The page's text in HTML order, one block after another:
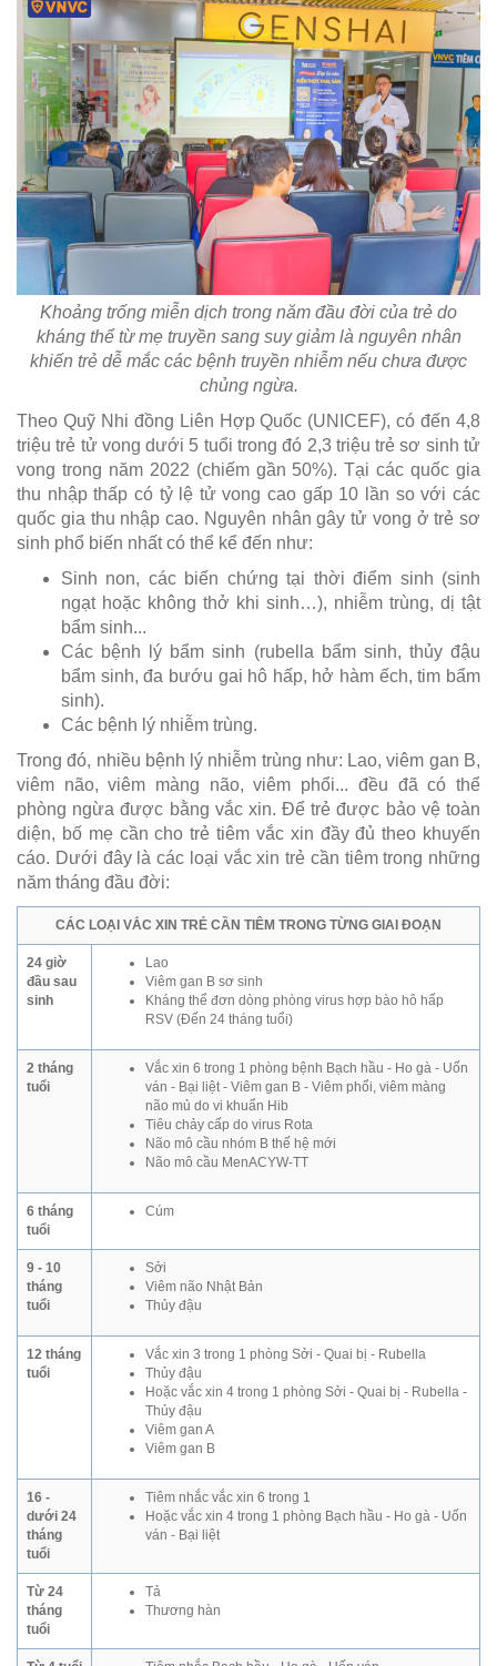
Khoảng trống miễn dịch trong năm đầu đời của trẻ do
kháng thể từ mẹ truyền sang suy giảm là nguyên nhân
khiến trẻ dễ mắc các bệnh truyền nhiễm nếu chưa được
chủng ngừa.
Theo Quỹ Nhi đồng Liên Hợp Quốc (UNICEF), có đến 4,8
triệu trẻ tử vong dưới 5 tuổi trong đó 2,3 triệu trẻ sơ sinh tử
vong trong năm 2022 (chiếm gần 50%). Tại các quốc gia
thu nhập thấp có tỷ lệ tử vong cao gấp 10 lần so với các
quốc gia thu nhập cao. Nguyên nhân gây tử vong ở trẻ sơ
sinh phổ biến nhất có thể kể đến như:
Sinh non, các biến chứng tại thời điểm sinh (sinh
ngạt hoặc không thở khi sinh…), nhiễm trùng, dị tật
bẩm sinh...
Các bệnh lý bẩm sinh (rubella bẩm sinh, thủy đậu
bẩm sinh, đa bướu gai hô hấp, hở hàm ếch, tim bẩm
sinh).
Các bệnh lý nhiễm trùng.
Trong đó, nhiều bệnh lý nhiễm trùng như: Lao, viêm gan B,
viêm não, viêm màng não, viêm phổi... đều đã có thể
phòng ngừa được bằng vắc xin. Để trẻ được bảo vệ toàn
diện, bố mẹ cần cho trẻ tiêm vắc xin đầy đủ theo khuyến
cáo. Dưới đây là các loại vắc xin trẻ cần tiêm trong những
năm tháng đầu đời:
CÁC LOẠI VẮC XIN TRẺ CẦN TIÊM TRONG TỪNG GIAI ĐOẠN
24 giờ
đầu sau
sinh
Lao
Viêm gan B sơ sinh
Kháng thể đơn dòng phòng virus hợp bào hô hấp
RSV (Đến 24 tháng tuổi)
2 tháng
tuổi
Vắc xin 6 trong 1 phòng bệnh Bạch hầu - Ho gà - Uốn
ván - Bại liệt - Viêm gan B - Viêm phổi, viêm màng
não mủ do vi khuẩn Hib
Tiêu chảy cấp do virus Rota
Não mô cầu nhóm B thế hệ mới
Não mô cầu MenACYW-TT
6 tháng
tuổi
Cúm
9 - 10
tháng
tuổi
Sởi
Viêm não Nhật Bản
Thủy đậu
12 tháng
tuổi
Vắc xin 3 trong 1 phòng Sởi - Quai bị - Rubella
Thủy đậu
Hoặc vắc xin 4 trong 1 phòng Sởi - Quai bị - Rubella -
Thủy đậu
Viêm gan A
Viêm gan B
16 -
dưới 24
tháng
tuổi
Tiêm nhắc vắc xin 6 trong 1
Hoặc vắc xin 4 trong 1 phòng Bạch hầu - Ho gà - Uốn
ván - Bại liệt
Từ 24
tháng
tuổi
Tả
Thương hàn